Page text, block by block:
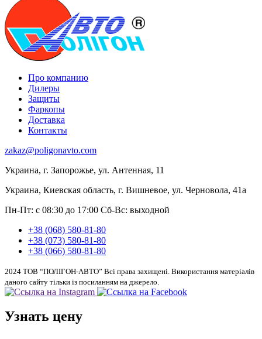
Про компанию
Дилеры
Защиты
Фаркопы
Доставка
Контакты
zakaz@poligonavto.com
Украина, г. Запорожье, ул. Антенная, 11
Украина, Киевская область, г. Вишневое, ул. Черновола, 41а
Пн-Пт: с 08:30 до 17:00 Сб-Вс: выходной
+38 (068) 580-81-80
+38 (073) 580-81-80
+38 (066) 580-81-80
2024 ТОВ “ПОЛІГОН-АВТО” Всі права захищені. Використання матеріалів
даного сайту тільки із посиланням на джерело.
Узнать цену